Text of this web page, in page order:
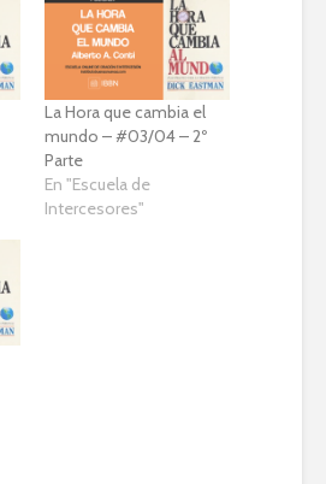
La Hora que cambia el
mundo – #03/04 – 2º
Parte
En "Escuela de
Intercesores"